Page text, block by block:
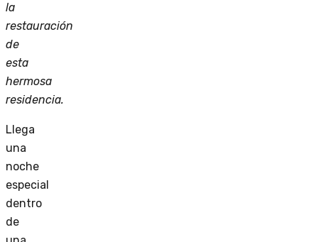
la
restauración
de
esta
hermosa
residencia.
Llega
una
noche
especial
dentro
de